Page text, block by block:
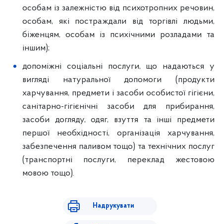
особам із залежністю від психотропних речовин,
особам, які постраждали від торгівлі людьми,
біженцям, особам із психічними розладами та
іншим);
допоміжні соціальні послуги, що надаються у
вигляді натуральної допомоги (продукти
харчування, предмети і засоби особистої гігієни,
санітарно-гігієнічні засоби для прибирання,
засоби догляду, одяг, взуття та інші предмети
першої необхідності, організація харчування,
забезпечення паливом тощо) та технічних послуг
(транспортні послуги, переклад жестовою
мовою тощо).
Надрукувати